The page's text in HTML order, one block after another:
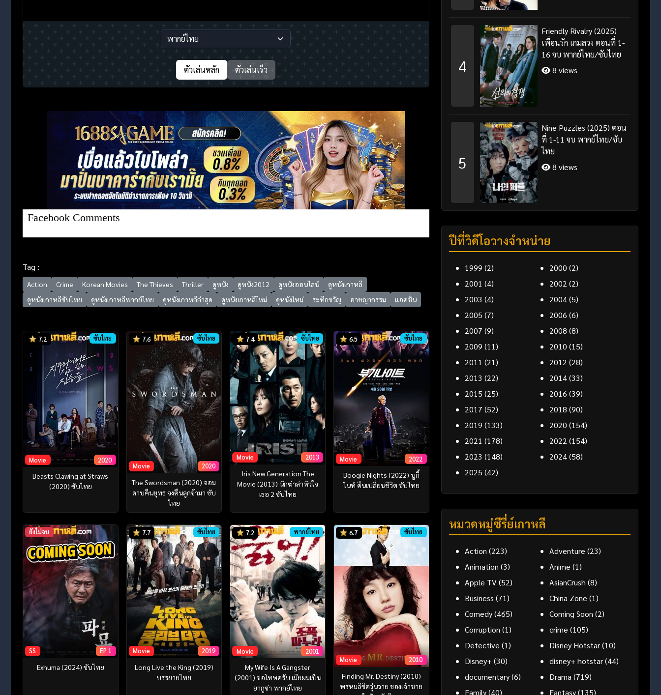
ตัวเล่นหลัก ตัวเล่นเร็ว
Facebook Comments
Tag :
Action Crime Korean Movies The Thieves Thriller ดูหนัง ดูหนัง2012 ดูหนังออนไลน์
ดูหนังเกาหลี
ดูหนังเกาหลีซับไทย
ดูหนังเกาหลีพากย์ไทย ดูหนังเกาหลีล่าสุด ดูหนังเกาหลีใหม่ ดูหนังใหม่ ระทึกขวัญ อาชญากรรม แอคชั่น
7.2 ซับไทย
Movie 2020
Beasts Clawing at Straws
(2020) ซับไทย
7.6 ซับไทย
Movie 2020
The Swordsman (2020) จอม
ดาบคืนยุทธ จงคืนลูกข้ามา ซับ
ไทย
7.4 ซับไทย
Movie 2013
Iris New Generation The
Movie (2013) นักฆ่าล่าหัวใจ
เธอ 2 ซับไทย
6.5 ซับไทย
Movie 2022
Boogie Nights (2022) บูกี้
ไนท์ คืนเปลี่ยนชีวิต ซับไทย
ยังไม่จบ
SS EP 1
Exhuma (2024) ซับไทย
7.7 ซับไทย
Movie 2019
Long Live the King (2019)
บรรยายไทย
7.2 พากย์ไทย
Movie 2001
My Wife Is A Gangster
(2001) ขอโทษครับ เมียผมเป็น
ยากูซ่า พากย์ไทย
6.7 ซับไทย
Movie 2010
Finding Mr. Destiny (2010)
พรหมลิขิตวุ่นวาย ของเจ้าชาย
4
Friendly Rivalry (2025)
เพื่อนรัก เกมลวง ตอนที่ 1-
16 จบ พากย์ไทย/ซับไทย
8 views
5
Nine Puzzles (2025) ตอน
ที่ 1-11 จบ พากย์ไทย/ซับ
ไทย
8 views
ปีที่วิดีโอวางจำหน่าย
1999 (2) 2000 (2)
2001 (4) 2002 (2)
2003 (4) 2004(5)
2005 (7) 2006 (6)
2007 (9) 2008 (8)
2009 (11) 2010 (15)
2011 (21) 2012 (28)
2013 (22) 2014(33)
2015 (25) 2016 (39)
2017 (52) 2018 (90)
2019 (133) 2020 (154)
2021 (178) 2022 (154)
2023 (148) 2024(58)
2025 (42)
หมวดหมู่ซีรี่ย์เกาหลี
Action (223) Adventure (23)
Animation (3) Anime (1)
Apple TV(52) AsianCrush (8)
Business (71) China Zone (1)
Comedy(465) Coming Soon (2)
Corruption (1) crime (105)
Detective (1) Disney Hotstar(10)
Disney+ (30) disney+ hotstar(44)
documentary(6) Drama(719)
Family(40) Fantasy(135)